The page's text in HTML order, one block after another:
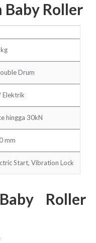
Baby Roller
Drum
Elektrik
hingga 30kN
mm
Start, Vibration Lock
Roller